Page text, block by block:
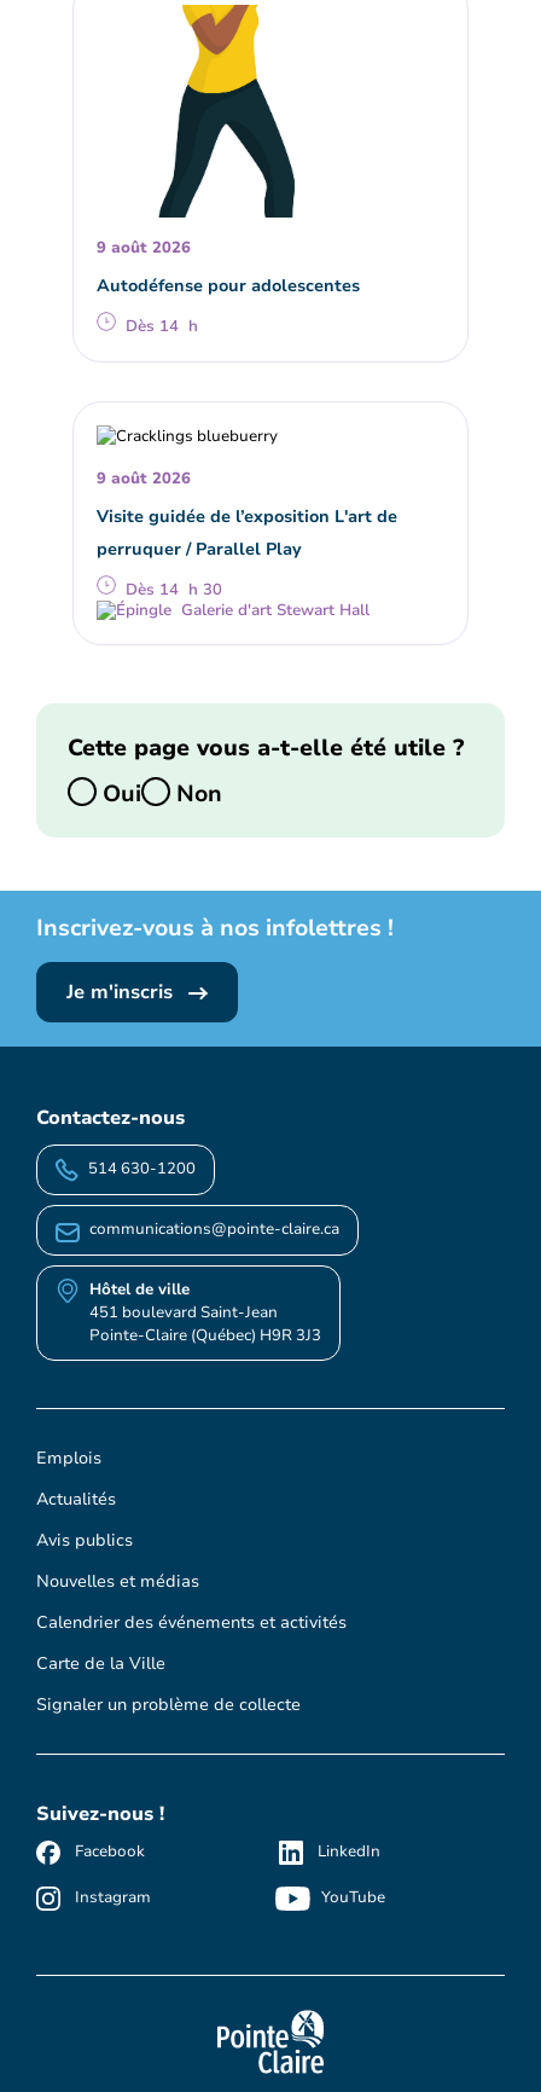
9 août 2026
Autodéfense pour adolescentes
Dès 14 h
9 août 2026
Visite guidée de l’exposition L'art de
perruquer / Parallel Play
Dès 14 h 30
Galerie d'art Stewart Hall
Cette page vous a-t-elle été utile ?
Oui
Non
Inscrivez-vous à nos infolettres !
Je m'inscris
Emplois
Actualités
Avis publics
Nouvelles et médias
Calendrier des événements et activités
Carte de la Ville
Signaler un problème de collecte
Contactez-nous
514 630-1200
communications@pointe-claire.ca
Hôtel de ville
451 boulevard Saint-Jean
Pointe-Claire (Québec) H9R 3J3
Suivez-nous !
Facebook
Instagram
LinkedIn
YouTube